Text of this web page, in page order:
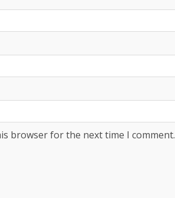
browser for the next time I comment.